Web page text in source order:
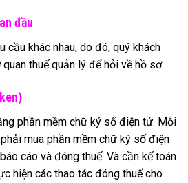
đầu
cầu khác nhau, do đó, quý khách
thuế quản lý để hỏi về hồ sơ
phần mềm chữ ký số điện tử. Mỗi
mua phần mềm chữ ký số điện
cáo và đóng thuế. Và cần kế toán
hiện các thao tác đóng thuế cho